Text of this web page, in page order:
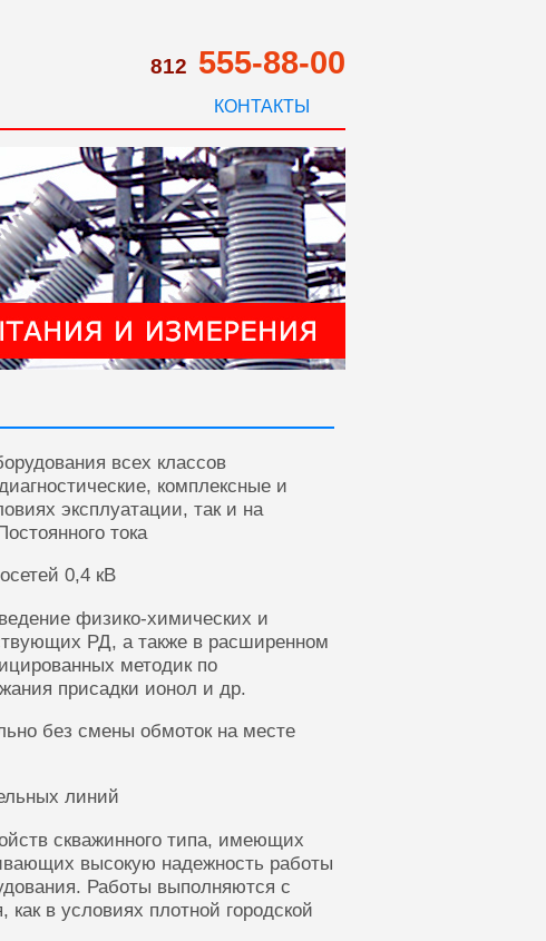
812 555-88-00
КОНТАКТЫ
всех классов
комплексные и
эксплуатации, так и на
тока
0,4 кВ
физико-химических и
РД, а также в расширенном
методик по
присадки ионол и др.
без смены обмоток на месте
линий
скважинного типа, имеющих
высокую надежность работы
Работы выполняются с
в условиях плотной городской